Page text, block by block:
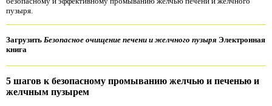
пузыря.
Загрузить Безопасное очищение печени и желчного пузыря Электронная
книга
5 шагов к безопасному промыванию желчью и печенью и
желчным пузырем